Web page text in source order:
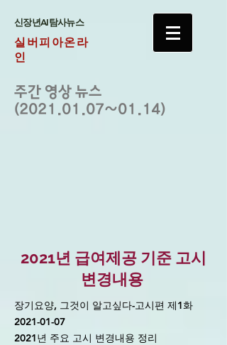
​신장년AI탐사뉴스
실버피아온라
인
주간 영상 뉴스
(2021.01.07~01.14)
2021년 급여제공 기준 고시
변경내용
장기요양, 그것이 알고싶다-고시편 제1화
2021-01-07
2021년 주요 고시 변경내용 정리